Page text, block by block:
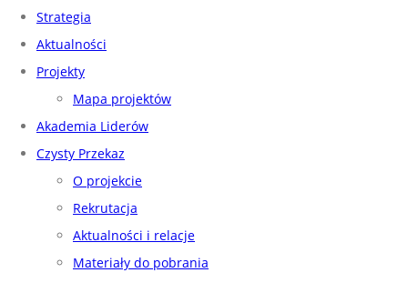
Strategia
Aktualności
Projekty
Mapa projektów
Akademia Liderów
Czysty Przekaz
O projekcie
Rekrutacja
Aktualności i relacje
Materiały do pobrania